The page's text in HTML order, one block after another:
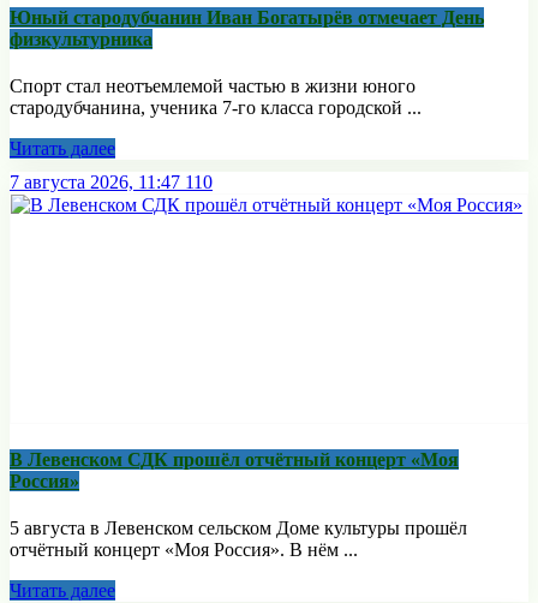
Юный стародубчанин Иван Богатырёв отмечает День
физкультурника
Спорт стал неотъемлемой частью в жизни юного
стародубчанина, ученика 7-го класса городской ...
Читать далее
7 августа 2026, 11:47 110
В Левенском СДК прошёл отчётный концерт «Моя
Россия»
5 августа в Левенском сельском Доме культуры прошёл
отчётный концерт «Моя Россия». В нём ...
Читать далее